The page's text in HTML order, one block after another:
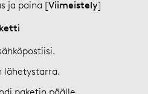
ja paina [Viimeistely]
lähetystarra.